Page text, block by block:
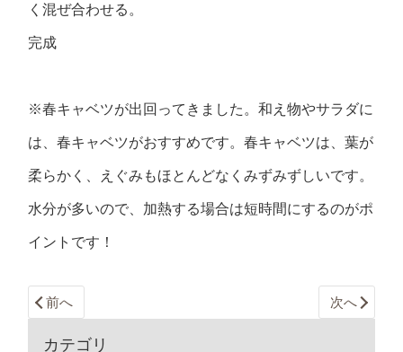
く混ぜ合わせる。
完成
※春キャベツが出回ってきました。和え物やサラダに
は、春キャベツがおすすめです。春キャベツは、葉が
柔らかく、えぐみもほとんどなくみずみずしいです。
水分が多いので、加熱する場合は短時間にするのがポ
イントです！
前へ 次へ
カテゴリ